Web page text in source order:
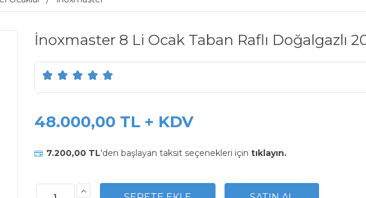
İnoxmaster 8 Li Ocak Taban Raflı Doğalgazlı
48.000,00 TL + KDV
7.200,00 TL'den başlayan taksit seçenekleri için tıklayın.